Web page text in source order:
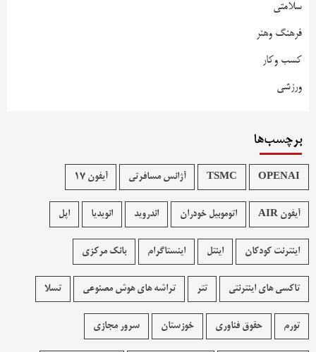
سلامتی
فرهنگ وهنر
کسب وکار
ورزشی
برچسب‌ها
OPENAI
TSMC آژانس مسافرتی آیفون 17
آیفون AIR اتوموبیل خودران اندروید انویدیا اپل
اینترنت کودکان اینتل اینستاگرام بانک مرکزی
تاکسی های اینترنتی تتر تراشه های هوش مصنوعی تسلا
تورم حقوق فناوری خوزستان سرور مجازی